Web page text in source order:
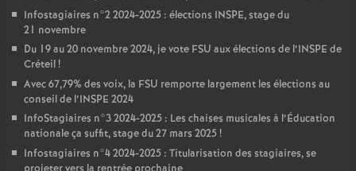
Infostagiaires n°2 2024-2025 : élections INSPE, stage du
21 novembre
Du 19 au 20 novembre 2024, je vote FSU aux élections de l’INSPE de
Créteil!
Avec 67,79% des voix, la FSU remporte largement les élections au
conseil de l’INSPE 2024
InfoStagiaires n°3 2024-2025 : Les chaises musicales à l’Éducation
nationale ça suffit, stage du 27 mars 2025!
Infostagiaires n°4 2024-2025 : Titularisation des stagiaires, se